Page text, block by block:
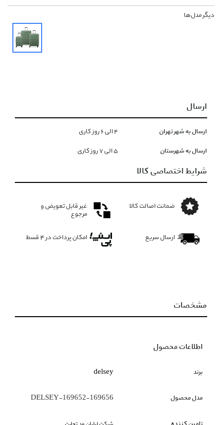
دیگر مدل‌ها
ارسال
ارسال به شهر تهران ۴ الی ۶ روز کاری
ارسال به شهرستان ۵ الی ۷ روز کاری
شرایط اختصاصی کالا
ضمانت اصالت کالا
غیر قابل تعویض و
مرجوع
ارسال سریع امکان پرداخت در 4 قسط
مشخصات
اطلاعات محصول
برند delsey
مدل محصول DELSEY-169652-169656